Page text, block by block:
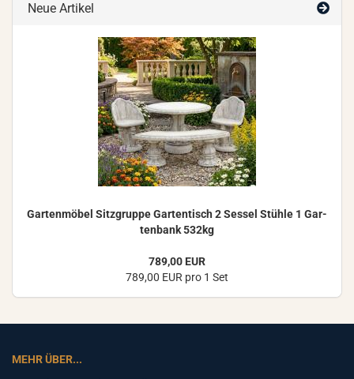
Neue Artikel
Gar­ten­mö­bel Sitz­grup­pe Gar­ten­tisch 2 Ses­sel Stüh­le 1 Gar­
ten­bank 532kg
789,00 EUR
789,00 EUR pro 1 Set
MEHR ÜBER...